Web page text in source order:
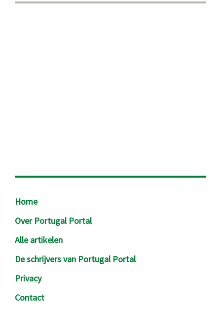
Footer
Home
Over Portugal Portal
Alle artikelen
De schrijvers van Portugal Portal
Privacy
Contact